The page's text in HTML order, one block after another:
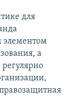
для
элементом
а
регулярно